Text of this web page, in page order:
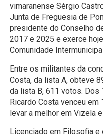
vimaranense Sérgio
Junta de Freguesia de
presidente do Conselho
2017 e 2025 e exerce
Comunidade
Entre os militantes da
Costa, da lista A, obteve
da lista B, 611 votos.
Ricardo Costa venceu em
levar a melhor em Vizela
Licenciado em Filosofia e